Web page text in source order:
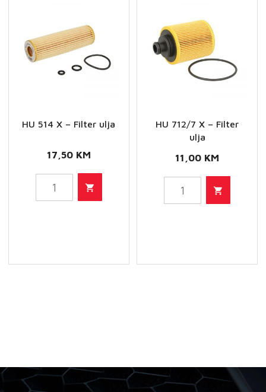
HU 514 X – Filter ulja
17,50 KM
514
HU 712/7 X – Filter
ulja
11,00 KM
712/7
Filter